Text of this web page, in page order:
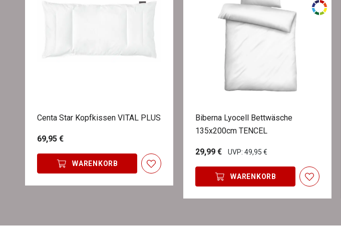
Centa Star Kopfkissen VITAL PLUS
69,95 €
WARENKORB
Biberna Lyocell Bettwäsche
135x200cm TENCEL
29,99 € UVP: 49,95 €
WARENKORB